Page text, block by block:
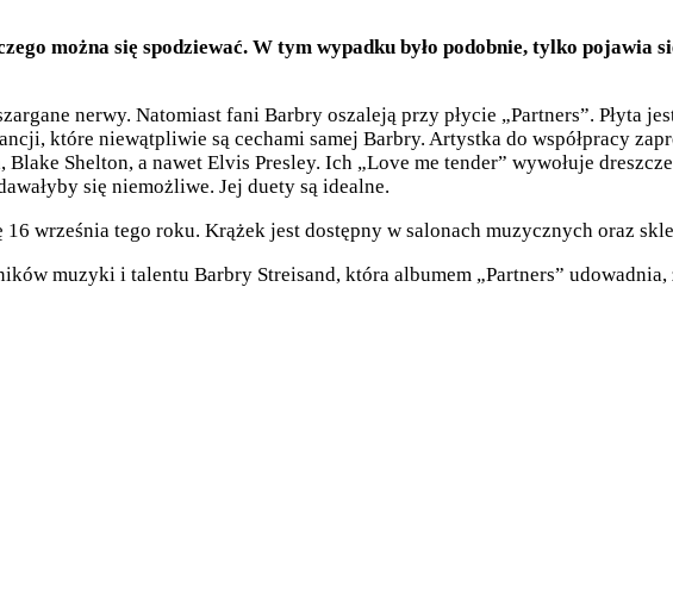
można się spodziewać. W tym wypadku było podobnie, tylko pojawia
nerwy. Natomiast fani Barbry oszaleją przy płycie „Partners”. Płyta
które niewątpliwie są cechami samej Barbry. Artystka do współpracy
Shelton, a nawet Elvis Presley. Ich „Love me tender” wywołuje
się niemożliwe. Jej duety są idealne.
16 września tego roku. Krążek jest dostępny w salonach muzycznych oraz
muzyki i talentu Barbry Streisand, która albumem „Partners”